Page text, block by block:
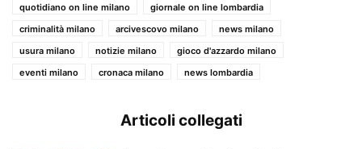
quotidiano on line milano
giornale on line lombardia
criminalità milano
arcivescovo milano
news milano
usura milano
notizie milano
gioco d'azzardo milano
eventi milano
cronaca milano news lombardia
Articoli collegati